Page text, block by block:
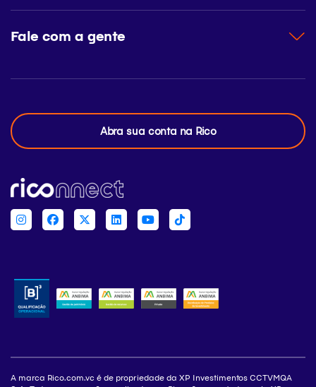
Fale com a gente
Abra sua conta na Rico
A marca Rico.com.vc é de propriedade da XP Investimentos CCTVMQA